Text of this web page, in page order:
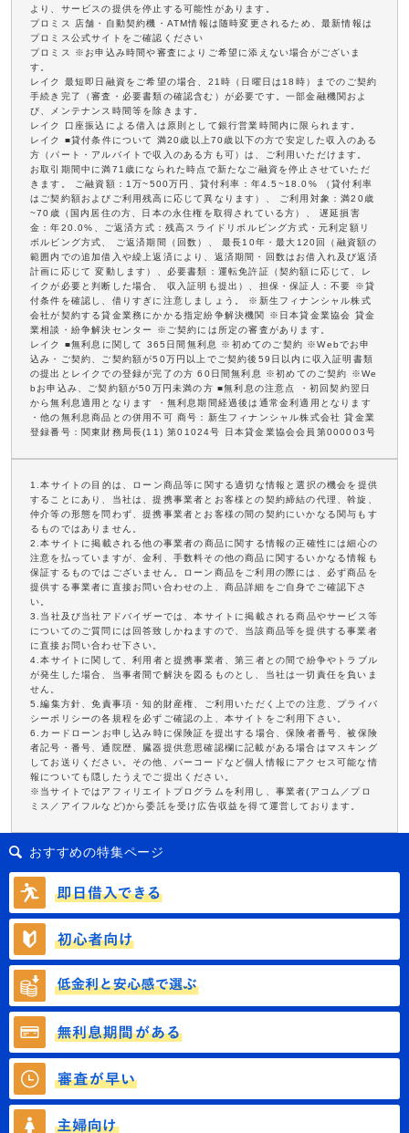
より、サービスの提供を停止する可能性があります。
プロミス 店舗・自動契約機・ATM情報は随時変更されるため、最新情報は
プロミス公式サイトをご確認ください
プロミス ※お申込み時間や審査によりご希望に添えない場合がございま
す。
レイク 最短即日融資をご希望の場合、21時（日曜日は18時）までのご契約
手続き完了（審査・必要書類の確認含む）が必要です。一部金融機関およ
び、メンテナンス時間等を除きます。
レイク 口座振込による借入は原則として銀行営業時間内に限られます。
レイク ■貸付条件について 満20歳以上70歳以下の方で安定した収入のある
方（パート・アルバイトで収入のある方も可）は、ご利用いただけます。
お取引期間中に満71歳になられた時点で新たなご融資を停止させていただ
きます。 ご融資額：1万~500万円、貸付利率：年4.5~18.0% （貸付利率
はご契約額およびご利用残高に応じて異なります）、 ご利用対象：満20歳
~70歳（国内居住の方、日本の永住権を取得されている方）、 遅延損害
金：年20.0%、ご返済方式：残高スライドリボルビング方式・元利定額リ
ボルビング方式、 ご返済期間（回数）、 最長10年・最大120回（融資額の
範囲内での追加借入や繰上返済により、返済期間・回数はお借入れ及び返済
計画に応じて 変動します）、必要書類：運転免許証（契約額に応じて、レ
イクが必要と判断した場合、 収入証明も提出）、担保・保証人：不要 ※貸
付条件を確認し、借りすぎに注意しましょう。 ※新生フィナンシャル株式
会社が契約する貸金業務にかかる指定紛争解決機関 ※日本貸金業協会 貸金
業相談・紛争解決センター ※ご契約には所定の審査があります。
レイク ■無利息に関して 365日間無利息 ※初めてのご契約 ※Webでお申
込み・ご契約、ご契約額が50万円以上でご契約後59日以内に収入証明書類
の提出とレイクでの登録が完了の方 60日間無利息 ※初めてのご契約 ※We
bお申込み、ご契約額が50万円未満の方 ■無利息の注意点 ・初回契約翌日
から無利息適用となります ・無利息期間経過後は通常金利適用となります
・他の無利息商品との併用不可 商号：新生フィナンシャル株式会社 貸金業
登録番号：関東財務局長(11) 第01024号 日本貸金業協会会員第000003号
1.本サイトの目的は、ローン商品等に関する適切な情報と選択の機会を提供
することにあり、当社は、提携事業者とお客様との契約締結の代理、斡旋、
仲介等の形態を問わず、提携事業者とお客様の間の契約にいかなる関与もす
るものではありません。
2.本サイトに掲載される他の事業者の商品に関する情報の正確性には細心の
注意を払っていますが、金利、手数料その他の商品に関するいかなる情報も
保証するものではございません。ローン商品をご利用の際には、必ず商品を
提供する事業者に直接お問い合わせの上、商品詳細をご自身でご確認下さ
い。
3.当社及び当社アドバイザーでは、本サイトに掲載される商品やサービス等
についてのご質問には回答致しかねますので、当該商品等を提供する事業者
に直接お問い合わせ下さい。
4.本サイトに関して、利用者と提携事業者、第三者との間で紛争やトラブル
が発生した場合、当事者間で解決を図るものとし、当社は一切責任を負いま
せん。
5.編集方針、免責事項・知的財産権、ご利用いただく上での注意、プライバ
シーポリシーの各規程を必ずご確認の上、本サイトをご利用下さい。
6.カードローンお申し込み時に保険証を提出する場合、保険者番号、被保険
者記号・番号、通院歴、臓器提供意思確認欄に記載がある場合はマスキング
してお送りください。その他、バーコードなど個人情報にアクセス可能な情
報についても隠したうえでご提出ください。
※当サイトではアフィリエイトプログラムを利用し、事業者(アコム／プロ
ミス／アイフルなど)から委託を受け広告収益を得て運営しております。
おすすめの特集ページ